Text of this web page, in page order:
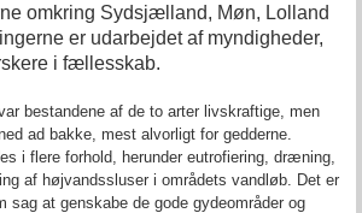
omkring Sydsjælland, Møn, Lolland
er udarbejdet af myndigheder,
i fællesskab.
bestandene af de to arter livskraftige, men
ad bakke, mest alvorligt for gedderne.
i flere forhold, herunder eutrofiering, dræning,
af højvandssluser i områdets vandløb. Det er
sag at genskabe de gode gydeområder og